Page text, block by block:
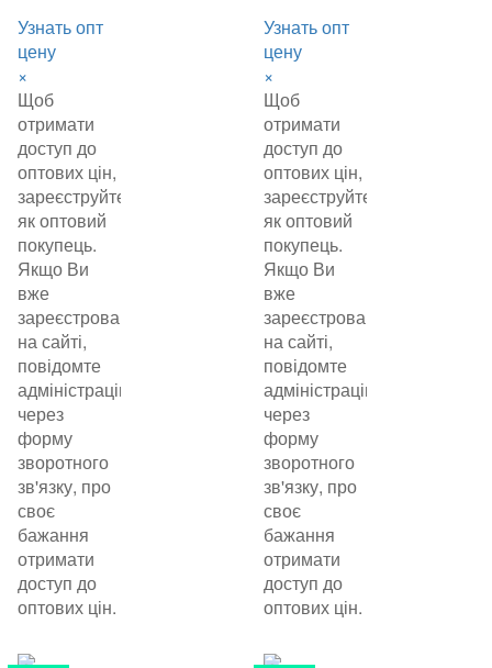
Узнать опт
цену
×
Щоб
отримати
доступ до
оптових цін,
зареєструйтеся
як оптовий
покупець.
Якщо Ви
вже
зареєстровані
на сайті,
повідомте
адміністрацію
через
форму
зворотного
зв'язку, про
своє
бажання
отримати
доступ до
оптових цін.
Узнать опт
цену
×
Щоб
отримати
доступ до
оптових цін,
зареєструйтеся
як оптовий
покупець.
Якщо Ви
вже
зареєстровані
на сайті,
повідомте
адміністрацію
через
форму
зворотного
зв'язку, про
своє
бажання
отримати
доступ до
оптових цін.